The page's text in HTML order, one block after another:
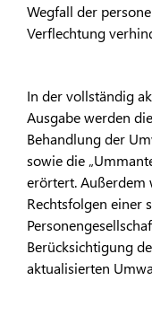
Wegfall der
Verflechtung
In der vollständig
Ausgabe werden
Behandlung der
sowie die
erörtert. Außerdem
Rechtsfolgen einer
Berücksichtigung
aktualisierten